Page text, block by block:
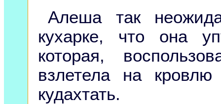
Алеша так
кухарке, что она
которая,
взлетела на
кудахтать.